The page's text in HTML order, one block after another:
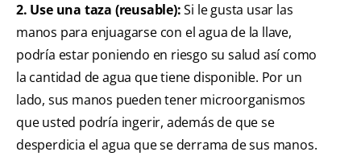
2. Use una taza (reusable):Si le gusta usar las
manos para enjuagarse con el agua de la llave,
podría estar poniendo en riesgo su salud así como
la cantidad de agua que tiene disponible. Por un
lado, sus manos pueden tener microorganismos
que usted podría ingerir, además de que se
desperdicia el agua que se derrama de sus manos.